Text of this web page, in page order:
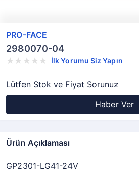
PRO-FACE
2980070-04
İlk Yorumu Siz Yapın
Lütfen Stok ve Fiyat Sorunuz
Haber Ver
Ürün Açıklaması
GP2301-LG41-24V